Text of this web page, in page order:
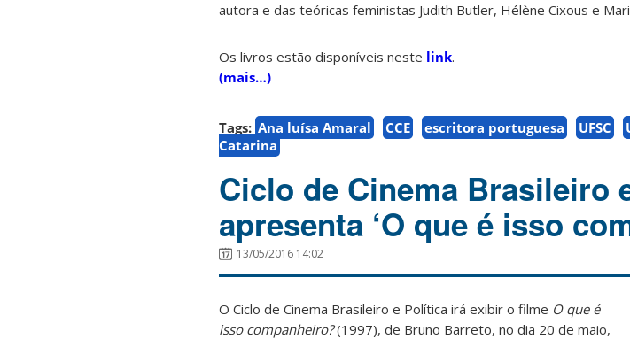
autora e das teóricas feministas Judith Butler, Hélène Cixous e
Os livros estão disponíveis neste link.
(mais…)
Tags: Ana luísa Amaral CCE escritora portuguesa UFSC
Catarina
Ciclo de Cinema Brasileiro
apresenta ‘O que é isso
13/05/2016 14:02
O Ciclo de Cinema Brasileiro e Política irá exibir o filme O que é
isso companheiro?(1997), de Bruno Barreto, no dia 20 de maio,